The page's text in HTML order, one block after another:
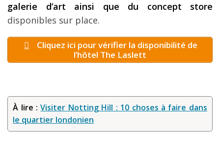
galerie d’art ainsi que du concept store
disponibles sur place.
Cliquez ici pour vérifier la disponibilité de
l’hôtel The Laslett
À lire :Visiter Notting Hill : 10 choses à faire dans
le quartier londonien